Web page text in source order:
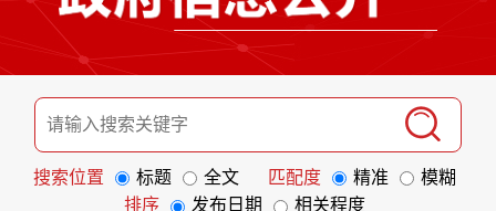
搜索位置 标题 全文 匹配度 精准
模糊
排序
发布日期 相关程度